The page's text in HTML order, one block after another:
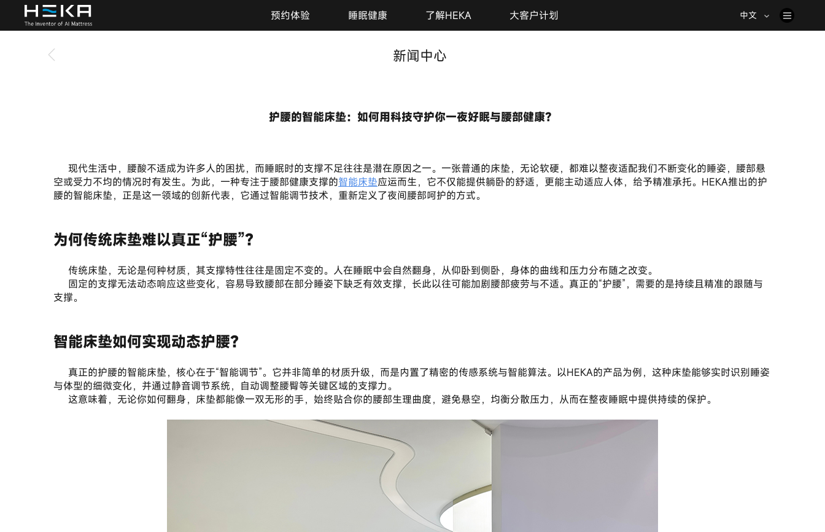
预约体验 睡眠健康 了解HEKA 大客户计划 中文
新闻中心
护腰的智能床垫：如何用科技守护你一夜好眠与腰部健康？
空或受力不均的情况时有发生。为此，一种专注于腰部健康支撑的智能床垫应运而生，它不仅能提供躺卧的舒适，更能主动适应人体，给予精准承托。HEKA推出的护
腰的智能床垫，正是这一领域的创新代表，它通过智能调节技术，重新定义了夜间腰部呵护的方式。
为何传统床垫难以真正“护腰”？
	传统床垫，无论是何种材质，其支撑特性往往是固定不变的。人在睡眠中会自然翻身，从仰卧到侧卧，身体的曲线和压力分布随之改变。
支撑。
智能床垫如何实现动态护腰？
与体型的细微变化，并通过静音调节系统，自动调整腰臀等关键区域的支撑力。
	这意味着，无论你如何翻身，床垫都能像一双无形的手，始终贴合你的腰部生理曲度，避免悬空，均衡分散压力，从而在整夜睡眠中提供持续的保护。